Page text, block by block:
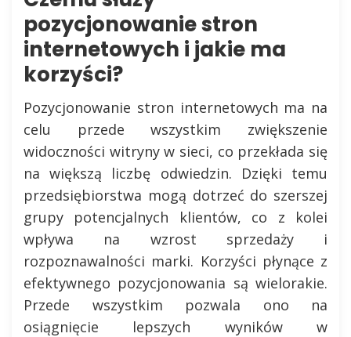
pozycjonowanie stron
internetowych i jakie ma
korzyści?
Pozycjonowanie stron internetowych ma na
celu przede wszystkim zwiększenie
widoczności witryny w sieci, co przekłada się
na większą liczbę odwiedzin. Dzięki temu
przedsiębiorstwa mogą dotrzeć do szerszej
grupy potencjalnych klientów, co z kolei
wpływa na wzrost sprzedaży i
rozpoznawalności marki. Korzyści płynące z
efektywnego pozycjonowania są wielorakie.
Przede wszystkim pozwala ono na
osiągnięcie lepszych wyników w